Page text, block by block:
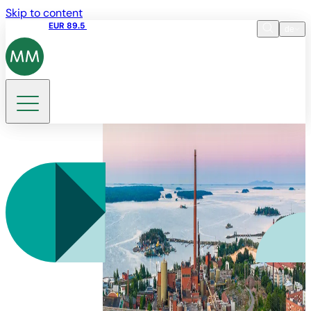
Skip to content
EUR 89.5
DE